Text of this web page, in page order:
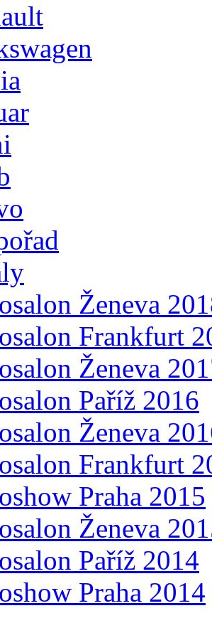
Ženeva
Frankfurt
Ženeva
Paříž 2016
Ženeva
Frankfurt
Praha 2015
Ženeva
Paříž 2014
Praha 2014